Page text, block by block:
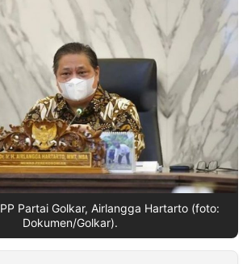
Partai Golkar, Airlangga Hartarto (foto:
Dokumen/Golkar).